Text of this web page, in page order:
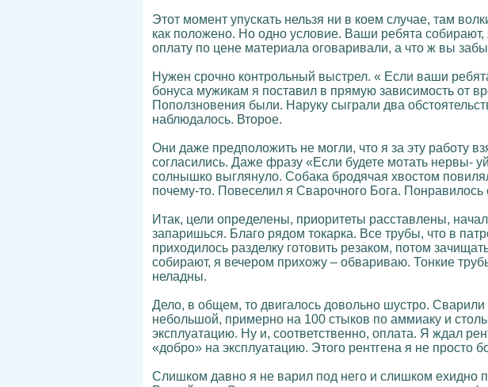
Этот момент упускать нельзя ни в коем случае, там
как положено. Но одно условие. Ваши ребята собирают,
оплату по цене материала оговаривали, а что ж вы
Нужен срочно контрольный выстрел. « Если ваши
бонуса мужикам я поставил в прямую зависимость от
Поползновения были. Наруку сыграли два
наблюдалось. Второе.
Они даже предположить не могли, что я за эту работу
согласились. Даже фразу «Если будете мотать нервы-
солнышко выглянуло. Собака бродячая хвостом
почему-то. Повеселил я Сварочного Бога. Понравилось
Итак, цели определены, приоритеты расставлены,
запаришься. Благо рядом токарка. Все трубы, что в
приходилось разделку готовить резаком, потом
собирают, я вечером прихожу – обвариваю. Тонкие
неладны.
Дело, в общем, то двигалось довольно шустро.
небольшой, примерно на 100 стыков по аммиаку и
эксплуатацию. Ну и, соответственно, оплата. Я ждал
«добро» на эксплуатацию. Этого рентгена я не просто
Слишком давно я не варил под него и слишком ехидно